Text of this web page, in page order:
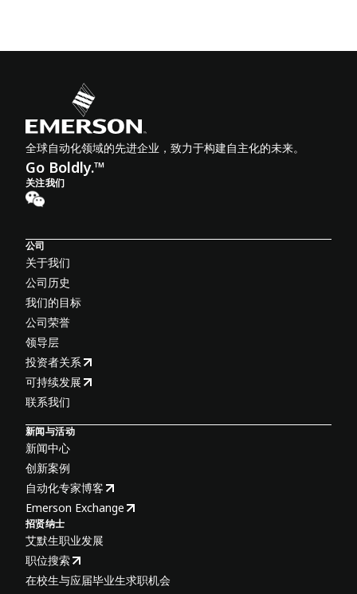
全球自动化领域的先进企业，致力于构建自主化的未来。
Go Boldly.™
关注我们
公司
关于我们
公司历史
我们的目标
公司荣誉
领导层
投资者关系
可持续发展
联系我们
新闻与活动
新闻中心
创新案例
自动化专家博客
Emerson Exchange
招贤纳士
艾默生职业发展
职位搜索
在校生与应届毕业生求职机会